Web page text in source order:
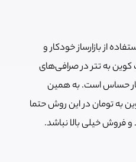
از بازارساز خودکار و
به تتر در صرافی‌های
حساس است. به همین
به تومان در این روش حتما
و فروش خیلی بالا نباشد.